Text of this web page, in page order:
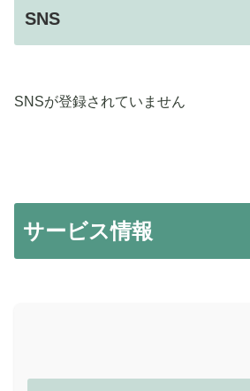
SNS
SNSが登録されていません
サービス情報